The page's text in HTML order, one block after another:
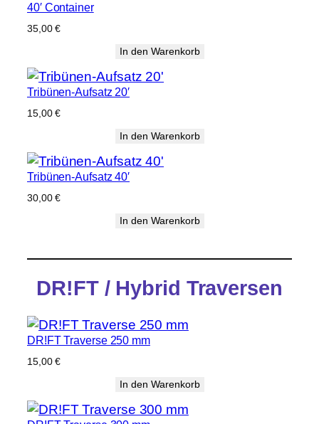
40′ Container
35,00€
In den Warenkorb
Tribünen-Aufsatz 20′
15,00€
In den Warenkorb
Tribünen-Aufsatz 40′
30,00€
In den Warenkorb
DR!FT / Hybrid Traversen
DR!FT Traverse 250 mm
15,00€
In den Warenkorb